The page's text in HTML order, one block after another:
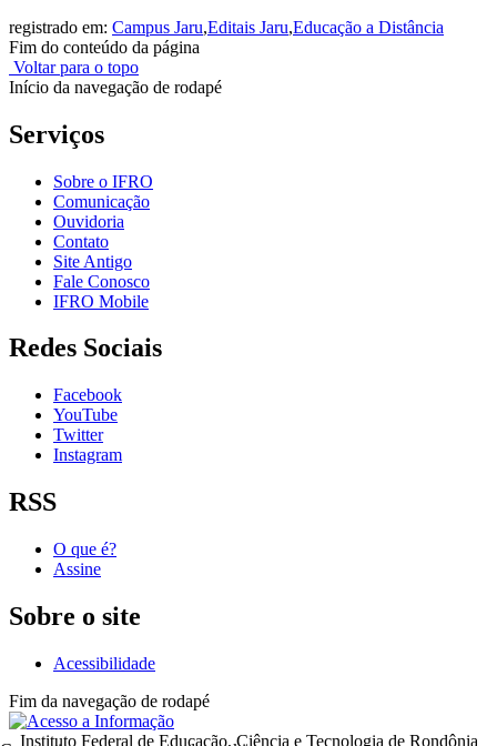
registrado em: Campus Jaru,Editais Jaru,Educação a Distância
Fim do conteúdo da página
Voltar para o topo
Início da navegação de rodapé
Serviços
Sobre o IFRO
Comunicação
Ouvidoria
Contato
Site Antigo
Fale Conosco
IFRO Mobile
Redes Sociais
Facebook
YouTube
Twitter
Instagram
RSS
O que é?
Assine
Sobre o site
Acessibilidade
Fim da navegação de rodapé
Instituto Federal de Educação, Ciência e Tecnologia de Rondônia